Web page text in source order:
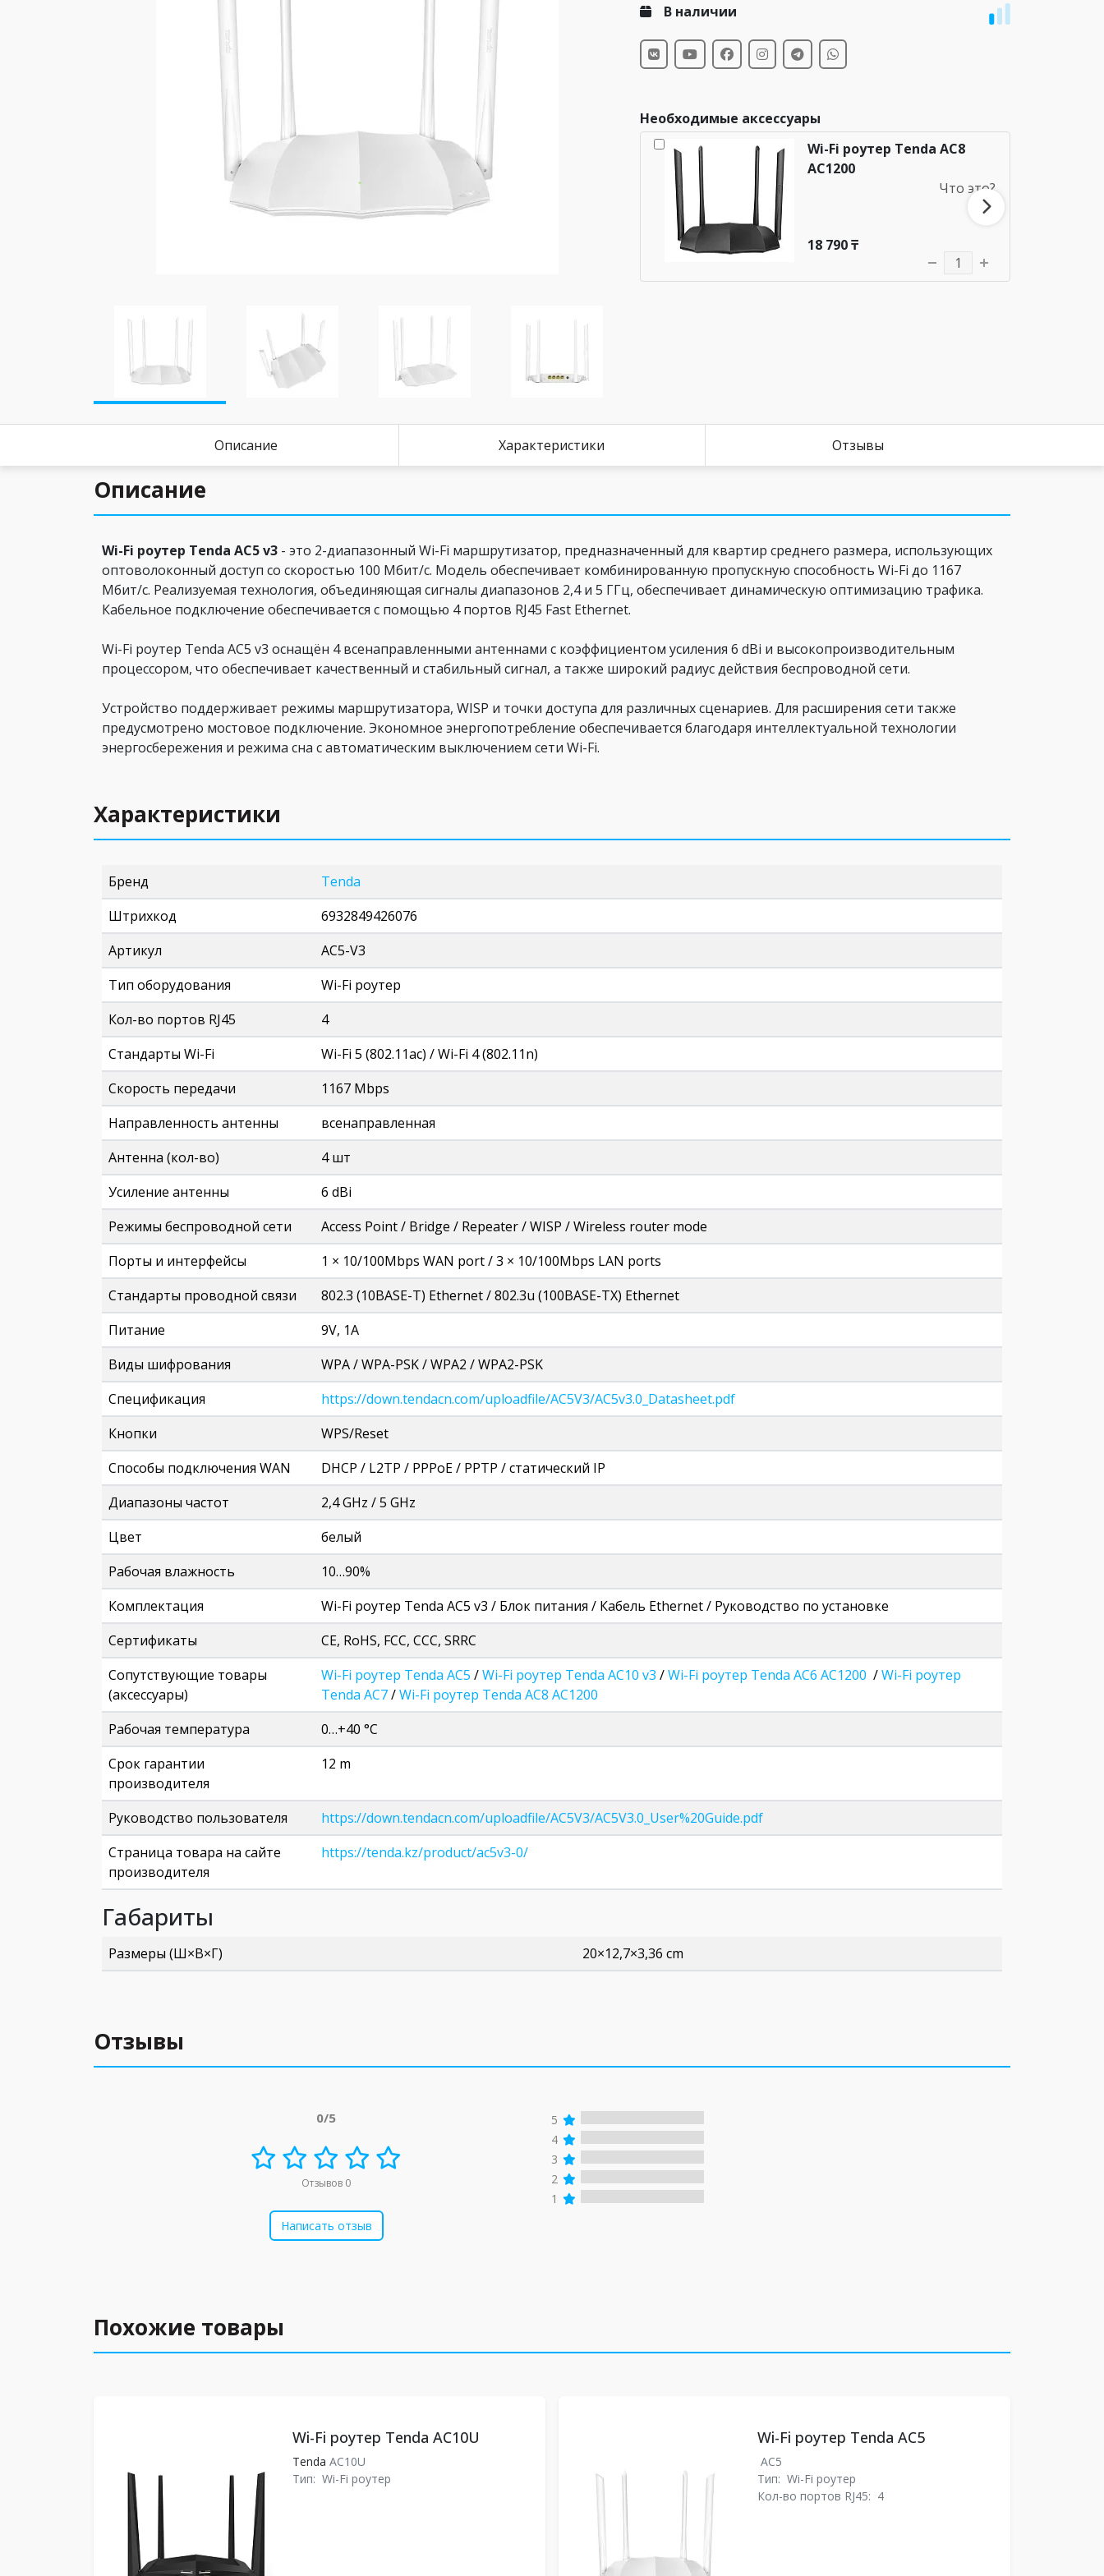
В наличии
Необходимые аксессуары
Wi-Fi роутер Tenda AC6
AC1200
Wi-Fi роутер Tenda AC8
AC1200
Что это?
18 790 ₸
Описание Характеристики Отзывы
Описание
Wi-Fi роутер Tenda AC5 v3 - это 2-диапазонный Wi-Fi маршрутизатор, предназначенный для квартир среднего размера, использующих
оптоволоконный доступ со скоростью 100 Мбит/с. Модель обеспечивает комбинированную пропускную способность Wi-Fi до 1167
Мбит/с. Реализуемая технология, объединяющая сигналы диапазонов 2,4 и 5 ГГц, обеспечивает динамическую оптимизацию трафика.
Кабельное подключение обеспечивается с помощью 4 портов RJ45 Fast Ethernet.
Wi-Fi роутер Tenda AC5 v3 оснащён 4 всенаправленными антеннами с коэффициентом усиления 6 dBi и высокопроизводительным
процессором, что обеспечивает качественный и стабильный сигнал, а также широкий радиус действия беспроводной сети.
Устройство поддерживает режимы маршрутизатора, WISP и точки доступа для различных сценариев. Для расширения сети также
предусмотрено мостовое подключение. Экономное энергопотребление обеспечивается благодаря интеллектуальной технологии
энергосбережения и режима сна с автоматическим выключением сети Wi-Fi.
Характеристики
Бренд
Tenda
Штрихкод
6932849426076
Артикул
AC5-V3
Тип оборудования
Wi-Fi роутер
Кол-во портов RJ45
4
Стандарты Wi-Fi
Wi-Fi 5 (802.11ac) / Wi-Fi 4 (802.11n)
Скорость передачи
1167 Mbps
Направленность антенны
всенаправленная
Антенна (кол-во)
4 шт
Усиление антенны
6 dBi
Режимы беспроводной сети
Access Point / Bridge / Repeater / WISP / Wireless router mode
Порты и интерфейсы
1 × 10/100Mbps WAN port / 3 × 10/100Mbps LAN ports
Стандарты проводной связи
802.3 (10BASE-T) Ethernet / 802.3u (100BASE-TX) Ethernet
Питание
9V, 1A
Виды шифрования
WPA / WPA-PSK / WPA2 / WPA2-PSK
Спецификация
https://down.tendacn.com/uploadfile/AC5V3/AC5v3.0_Datasheet.pdf
Кнопки
WPS/Reset
Способы подключения WAN
DHCP / L2TP / PPPoE / PPTP / статический IP
Диапазоны частот
2,4 GHz / 5 GHz
Цвет
белый
Рабочая влажность
10…90%
Комплектация
Wi-Fi роутер Tenda AC5 v3 / Блок питания / Кабель Ethernet / Руководство по установке
Сертификаты
CE, RoHS, FCC, CCC, SRRC
Сопутствующие товары
(аксессуары)
Wi-Fi роутер Tenda AC5 /Wi-Fi роутер Tenda AC10 v3 /Wi-Fi роутер Tenda AC6 AC1200 /Wi-Fi роутер
Tenda AC7/Wi-Fi роутер Tenda AC8 AC1200
Рабочая температура
0…+40 °C
Срок гарантии
производителя
12 m
Руководство пользователя
https://down.tendacn.com/uploadfile/AC5V3/AC5V3.0_User%20Guide.pdf
Страница товара на сайте
производителя
https://tenda.kz/product/ac5v3-0/
Габариты
Размеры (Ш×В×Г) 20×12,7×3,36 cm
Отзывы
0/5
Отзывов 0
Написать отзыв
5
4
3
2
1
Похожие товары
Wi-Fi роутер Tenda AC10U
Tenda AC10U
Тип: Wi-Fi роутер
Wi-Fi роутер Tenda AC5
AC5
Тип: Wi-Fi роутер
Кол-во портов RJ45: 4